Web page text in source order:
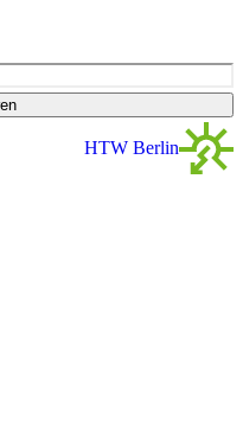
HTW Berlin